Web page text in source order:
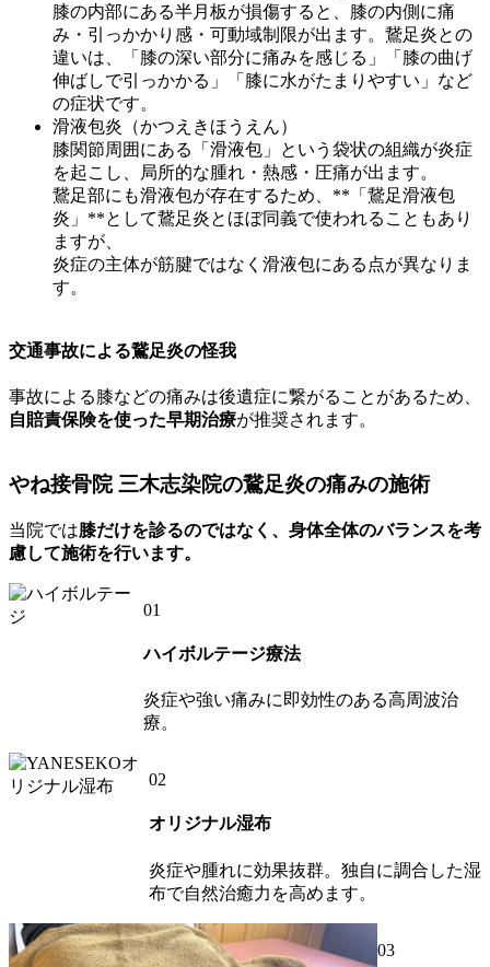
膝の内部にある半月板が損傷すると、膝の内側に痛
み・引っかかり感・可動域制限が出ます。鵞足炎との
違いは、「膝の深い部分に痛みを感じる」「膝の曲げ
伸ばしで引っかかる」「膝に水がたまりやすい」など
の症状です。
滑液包炎（かつえきほうえん）
膝関節周囲にある「滑液包」という袋状の組織が炎症
を起こし、局所的な腫れ・熱感・圧痛が出ます。
鵞足部にも滑液包が存在するため、**「鵞足滑液包
炎」**として鵞足炎とほぼ同義で使われることもあり
ますが、
炎症の主体が筋腱ではなく滑液包にある点が異なりま
す。
交通事故による鵞足炎の怪我
事故による膝などの痛みは後遺症に繋がることがあるため、
自賠責保険を使った早期治療が推奨されます。
やね接骨院 三木志染院の鵞足炎の痛みの施術
当院では膝だけを診るのではなく、身体全体のバランスを考
慮して施術を行います。
01
ハイボルテージ療法
炎症や強い痛みに即効性のある高周波治
療。
02
オリジナル湿布
炎症や腫れに効果抜群。独自に調合した湿
布で自然治癒力を高めます。
03